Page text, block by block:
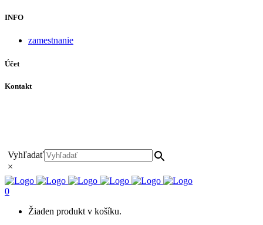
INFO
zamestnanie
Účet
Kontakt
Vyhľadať
×
0
Žiaden produkt v košíku.